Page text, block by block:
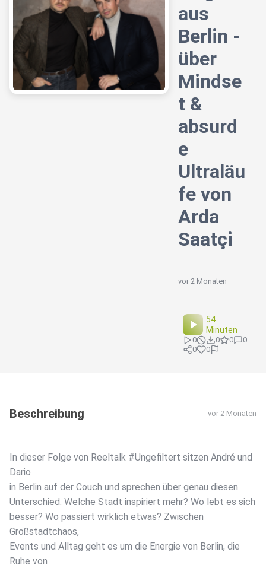
aus
Berlin -
über
Mindse
t &
absurd
e
Ultraläu
fe von
Arda
Saatçi
vor 2 Monaten
54
Minuten
0 0 0
0
0
0
Beschreibung vor 2 Monaten
In dieser Folge von Reeltalk #Ungefiltert sitzen André und
Dario
in Berlin auf der Couch und sprechen über genau diesen
Unterschied. Welche Stadt inspiriert mehr? Wo lebt es sich
besser? Wo passiert wirklich etwas? Zwischen
Großstadtchaos,
Events und Alltag geht es um die Energie von Berlin, die
Ruhe von